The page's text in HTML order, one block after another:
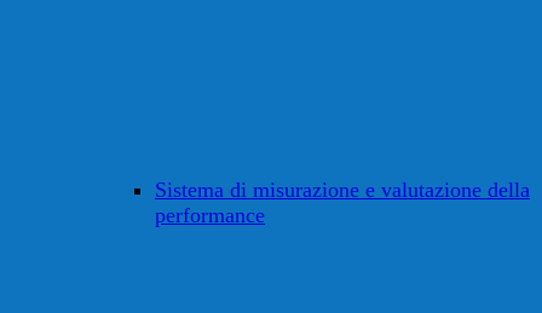
Sistema di misurazione e valutazione della
performance